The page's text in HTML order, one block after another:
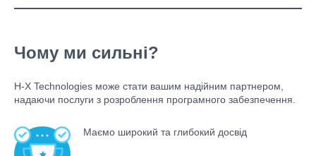
Чому ми сильні?
H-X Technologies може стати вашим надійним партнером,
надаючи послуги з розроблення програмного забезпечення.
Маємо широкий та глибокий досвід